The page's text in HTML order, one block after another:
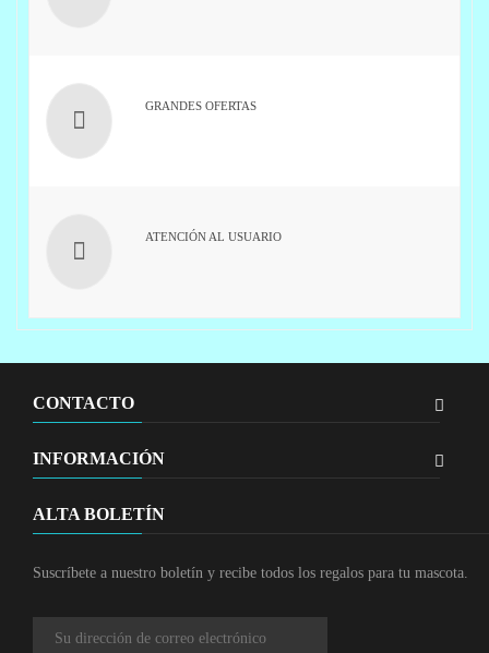
GRANDES OFERTAS
ATENCIÓN AL USUARIO
CONTACTO
INFORMACIÓN
ALTA BOLETÍN
Suscríbete a nuestro boletín y recibe todos los regalos para tu mascota.